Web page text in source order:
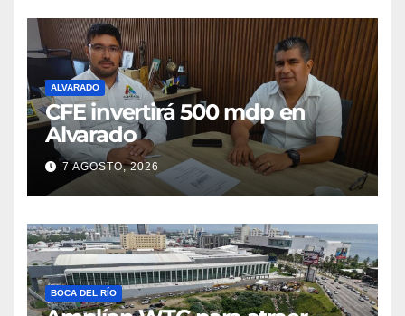
ALVARADO
CFE invertirá 500 mdp en
Alvarado
7 AGOSTO, 2026
BOCA DEL RÍO